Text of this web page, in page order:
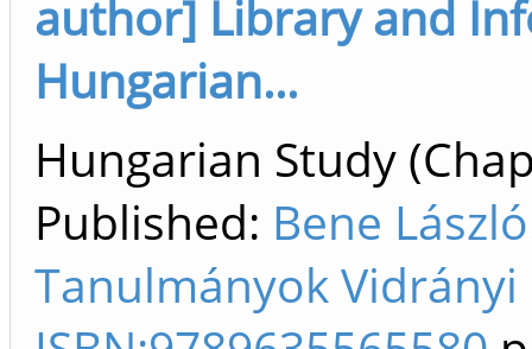
author] Library and
Hungarian...
Hungarian Study
Published: Bene
Tanulmányok